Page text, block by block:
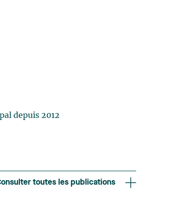
depuis 2012
toutes les publications